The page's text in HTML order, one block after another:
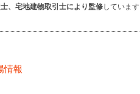
、宅地建物取引士により監修しています
情報